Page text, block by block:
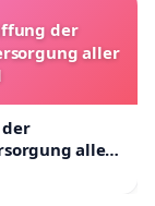
der
aller
aller